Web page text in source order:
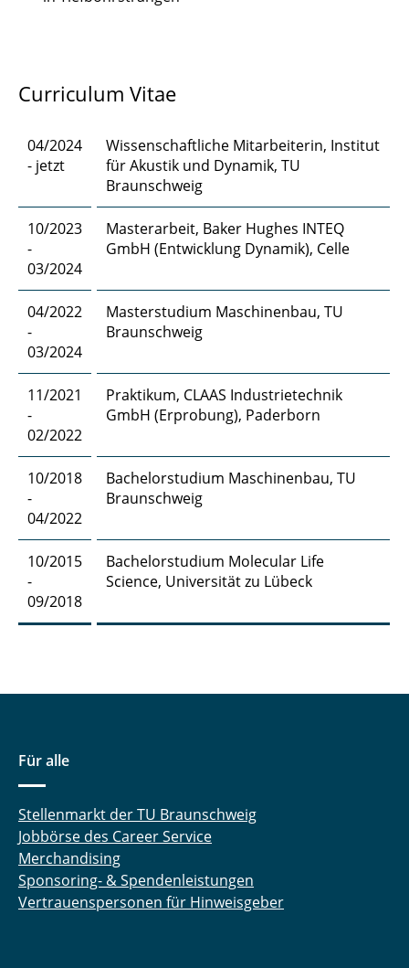
Scholtes, Kiro
Schultz, Julius
Schulze, Alexander
Setty, Prashanth
Thoma, Juliette
Thunich, Paul
Wehen, Nils
Wittstock, Volker
Wünschel, Lukas
Zhu, Mingli
Curriculum Vitae
04/2024
- jetzt
Wissenschaftliche Mitarbeiterin, Institut
für Akustik und Dynamik, TU
Braunschweig
10/2023
-
03/2024
Masterarbeit, Baker Hughes INTEQ
GmbH (Entwicklung Dynamik), Celle
04/2022
-
03/2024
Masterstudium Maschinenbau, TU
Braunschweig
11/2021
-
02/2022
Praktikum, CLAAS Industrietechnik
GmbH (Erprobung), Paderborn
10/2018
-
04/2022
Bachelorstudium Maschinenbau, TU
Braunschweig
10/2015
-
09/2018
Bachelorstudium Molecular Life
Science, Universität zu Lübeck
Für alle
Stellenmarkt der TU Braunschweig
Jobbörse des Career Service
Merchandising
Sponsoring- & Spendenleistungen
Vertrauenspersonen für Hinweisgeber